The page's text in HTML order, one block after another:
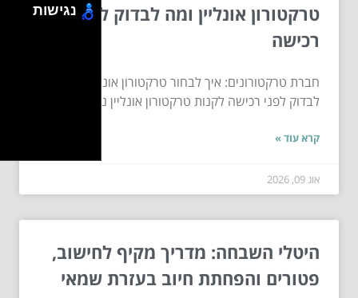
טרקטורון אונליין ומה לבדוק לפני
רכישה
חברת טרקטורונים: איך לבחור טרקטורון אונליין ומה
לבדוק לפני רכישה לקנות טרקטורון אונליין נשמע כמו...
קרא עוד »
אוג 09, 2026
היטלי השבחה: מדריך מקיף לחישוב,
פטורים והפחתת חיוב בעזרת שמאי
נגישות